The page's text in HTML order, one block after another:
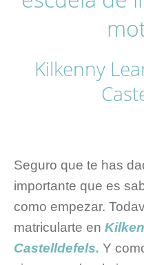
Kilkenny
Seguro que te has
importante que es
como empezar.
matricularte en
Castelldefels. Y